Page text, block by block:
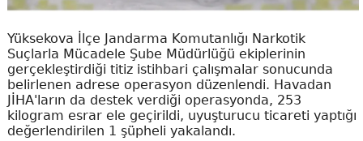
Yüksekova İlçe Jandarma Komutanlığı Narkotik
Suçlarla Mücadele Şube Müdürlüğü ekiplerinin
gerçekleştirdiği titiz istihbari çalışmalar sonucunda
belirlenen adrese operasyon düzenlendi. Havadan
JİHA'ların da destek verdiği operasyonda, 253
kilogram esrar ele geçirildi, uyuşturucu ticareti yaptığı
değerlendirilen 1 şüpheli yakalandı.